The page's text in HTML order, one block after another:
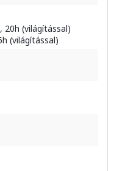
20h (világítással)
(világítással)